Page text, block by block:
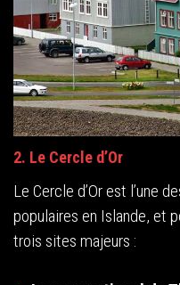
2. Le Cercle d’Or
Le Cercle d’Or est l’une
populaires en Islande, et
trois sites majeurs :